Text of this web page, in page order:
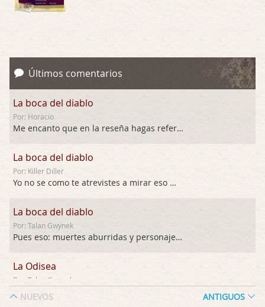
Últimos comentarios
La boca del diablo
Por: Horacio
Me encanto que en la reseña hagas referen …
La boca del diablo
Por: Killer Diller
Yo no se como te atrevistes a mirar eso …
La boca del diablo
Por: Talan Gwynek
Pues eso: muertes aburridas y personajes p …
La Odisea
Por: Talan Gwynek
NUEVOS ANTIGUOS